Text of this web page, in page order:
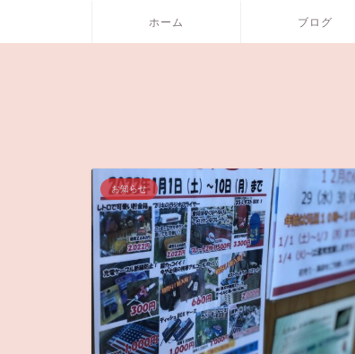
ホーム ブログ
お知らせ